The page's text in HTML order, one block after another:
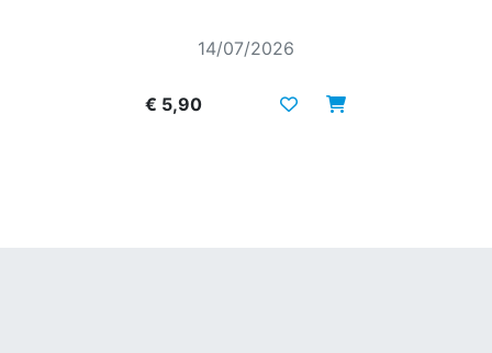
14/07/2026
€ 5,90